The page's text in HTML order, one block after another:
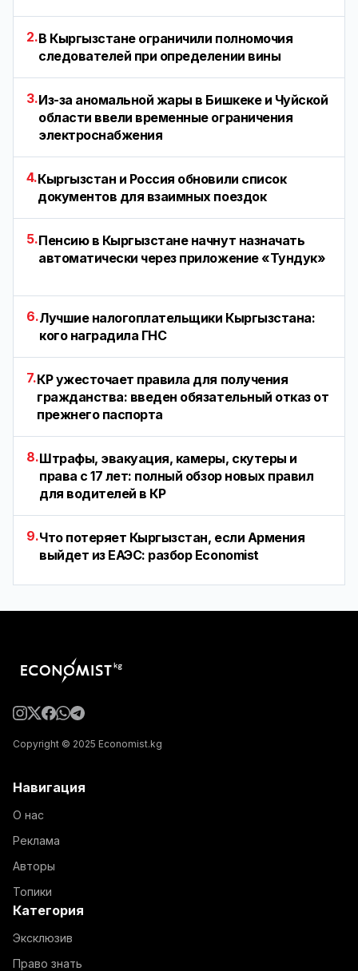
2.В Кыргызстане ограничили полномочия
следователей при определении вины
3.Из-за аномальной жары в Бишкеке и Чуйской
области ввели временные ограничения
электроснабжения
4.Кыргызстан и Россия обновили список
документов для взаимных поездок
5.Пенсию в Кыргызстане начнут назначать
автоматически через приложение «Тундук»
6.Лучшие налогоплательщики Кыргызстана:
кого наградила ГНС
7.КР ужесточает правила для получения
гражданства: введен обязательный отказ от
прежнего паспорта
8.Штрафы, эвакуация, камеры, скутеры и
права с 17 лет: полный обзор новых правил
для водителей в КР
9.Что потеряет Кыргызстан, если Армения
выйдет из ЕАЭС: разбор Economist
Copyright © 2025 Economist.kg
Навигация
О нас
Реклама
Авторы
Топики
Категория
Эксклюзив
Право знать